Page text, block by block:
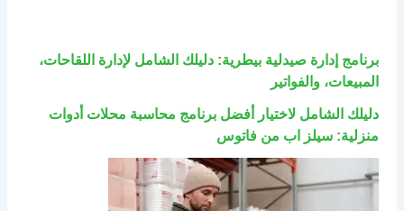
برنامج إدارة صيدلية بيطرية: دليلك الشامل لإدارة اللقاحات،
المبيعات، والفواتير
دليلك الشامل لاختيار أفضل برنامج محاسبة محلات أدوات
منزلية: سيلز اب من فاتوس